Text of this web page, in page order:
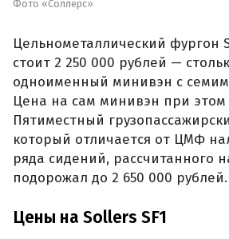
Фото «Соллерс»
Цельнометаллический фургон
стоит 2 250 000 рублей —
одноименный минивэн с
Цена на сам минивэн при этом
Пятиместный
который отличается от ЦМФ
ряда сидений, рассчитанного
подорожал до 2 650 000 рублей.
Цены на Sollers SF1